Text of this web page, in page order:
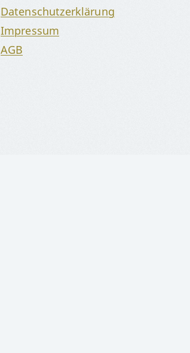
Datenschutzerklärung
Impressum
AGB